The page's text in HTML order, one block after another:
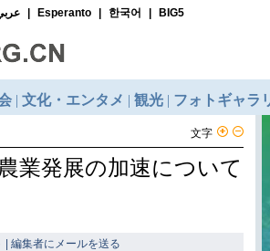
文字
業発展の加速について
| 編集者にメールを送る